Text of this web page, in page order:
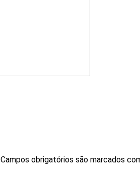
Campos obrigatórios são marcados